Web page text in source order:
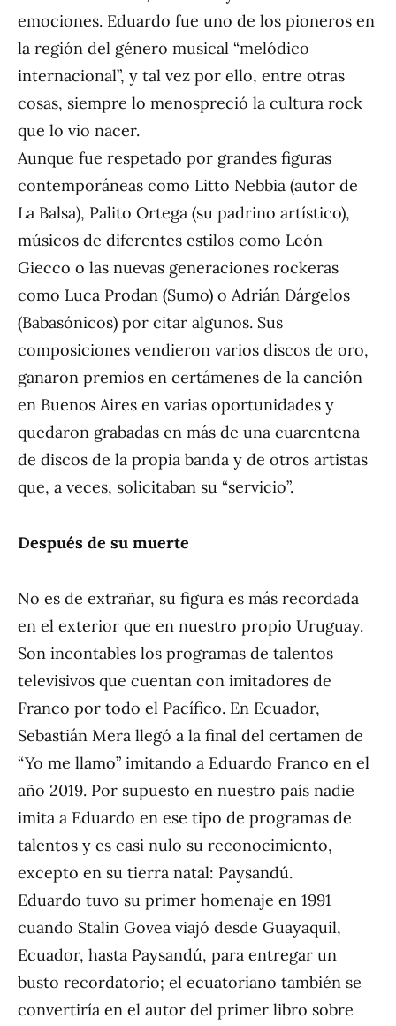
emociones. Eduardo fue uno de los pioneros en
la región del género musical “melódico
internacional”, y tal vez por ello, entre otras
cosas, siempre lo menospreció la cultura rock
que lo vio nacer.
Aunque fue respetado por grandes figuras
contemporáneas como Litto Nebbia (autor de
La Balsa), Palito Ortega (su padrino artístico),
músicos de diferentes estilos como León
Giecco o las nuevas generaciones rockeras
como Luca Prodan (Sumo) o Adrián Dárgelos
(Babasónicos) por citar algunos. Sus
composiciones vendieron varios discos de oro,
ganaron premios en certámenes de la canción
en Buenos Aires en varias oportunidades y
quedaron grabadas en más de una cuarentena
de discos de la propia banda y de otros artistas
que, a veces, solicitaban su “servicio”.
Después de su muerte
No es de extrañar, su figura es más recordada
en el exterior que en nuestro propio Uruguay.
Son incontables los programas de talentos
televisivos que cuentan con imitadores de
Franco por todo el Pacífico. En Ecuador,
Sebastián Mera llegó a la final del certamen de
“Yo me llamo” imitando a Eduardo Franco en el
año 2019. Por supuesto en nuestro país nadie
imita a Eduardo en ese tipo de programas de
talentos y es casi nulo su reconocimiento,
excepto en su tierra natal: Paysandú.
Eduardo tuvo su primer homenaje en 1991
cuando Stalin Govea viajó desde Guayaquil,
Ecuador, hasta Paysandú, para entregar un
busto recordatorio; el ecuatoriano también se
convertiría en el autor del primer libro sobre